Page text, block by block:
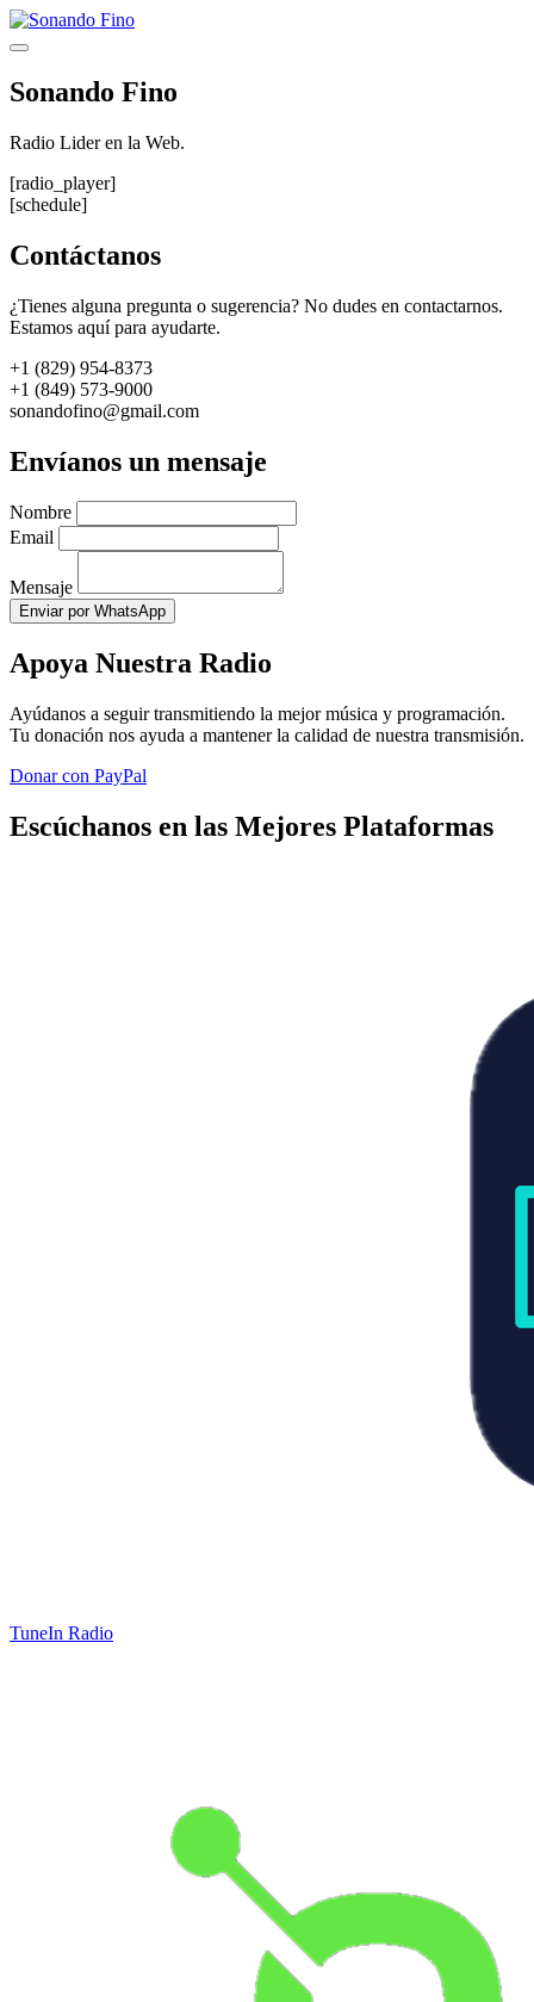
Saltar
al
Menú
Sonando Fino
Radio Lider en la Web.
[radio_player]
[schedule]
Contáctanos
¿Tienes alguna pregunta o sugerencia? No dudes en contactarnos.
Estamos aquí para ayudarte.
+1 (829) 954-8373
+1 (849) 573-9000
sonandofino@gmail.com
Envíanos un mensaje
Nombre
Email
Mensaje
Enviar por WhatsApp
Apoya Nuestra Radio
Ayúdanos a seguir transmitiendo la mejor música y programación.
Tu donación nos ayuda a mantener la calidad de nuestra transmisión.
Donar con PayPal
Escúchanos en las Mejores Plataformas
TuneIn Radio